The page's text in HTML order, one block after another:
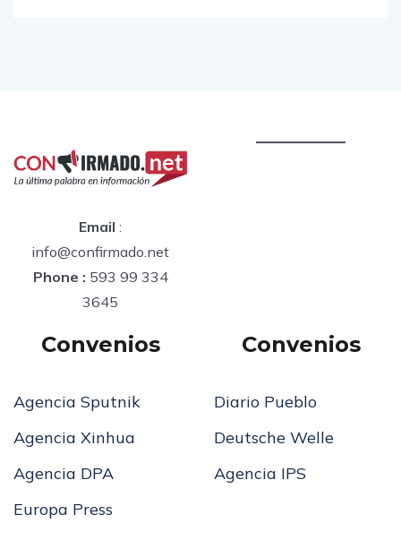
Email :
info@confirmado.net
Phone : 593 99 334
3645
Convenios
Agencia Sputnik
Agencia Xinhua
Agencia DPA
Europa Press
Convenios
Diario Pueblo
Deutsche Welle
Agencia IPS